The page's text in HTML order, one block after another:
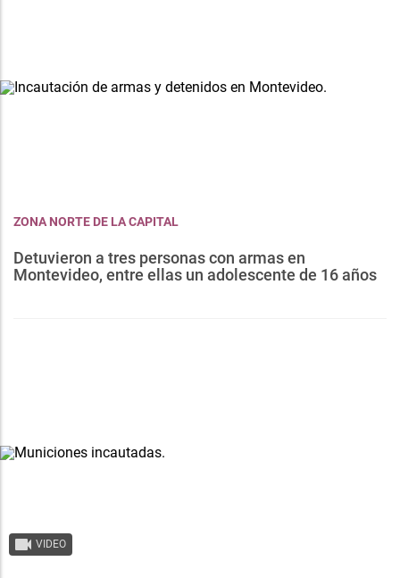
ZONA NORTE DE LA CAPITAL
Detuvieron a tres personas con armas en
Montevideo, entre ellas un adolescente de 16 años
VIDEO